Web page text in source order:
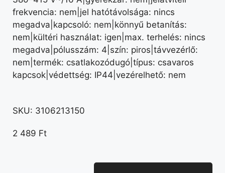
frekvencia: nem|jel hatótávolsága: nincs
megadva|kapcsoló: nem|könnyű betanítás:
nem|kültéri használat: igen|max. terhelés: nincs
megadva|pólusszám: 4|szín: piros|távvezérlő:
nem|termék: csatlakozódugó|típus: csavaros
kapcsok|védettség: IP44|vezérelhető: nem
SKU: 3106213150
2 489 Ft